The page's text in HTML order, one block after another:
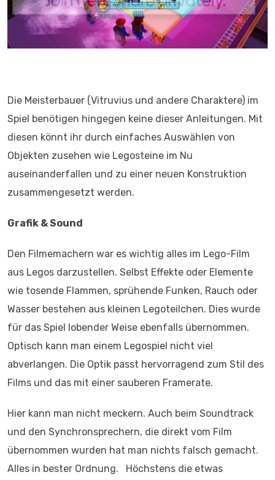
Die Meisterbauer (Vitruvius und andere Charaktere) im
Spiel benötigen hingegen keine dieser Anleitungen. Mit
diesen könnt ihr durch einfaches Auswählen von
Objekten zusehen wie Legosteine im Nu
auseinanderfallen und zu einer neuen Konstruktion
zusammengesetzt werden.
Grafik & Sound
Den Filmemachern war es wichtig alles im Lego-Film
aus Legos darzustellen. Selbst Effekte oder Elemente
wie tosende Flammen, sprühende Funken, Rauch oder
Wasser bestehen aus kleinen Legoteilchen. Dies wurde
für das Spiel lobender Weise ebenfalls übernommen.
Optisch kann man einem Legospiel nicht viel
abverlangen. Die Optik passt hervorragend zum Stil des
Films und das mit einer sauberen Framerate.
Hier kann man nicht meckern. Auch beim Soundtrack
und den Synchronsprechern, die direkt vom Film
übernommen wurden hat man nichts falsch gemacht.
Alles in bester Ordnung. Höchstens die etwas